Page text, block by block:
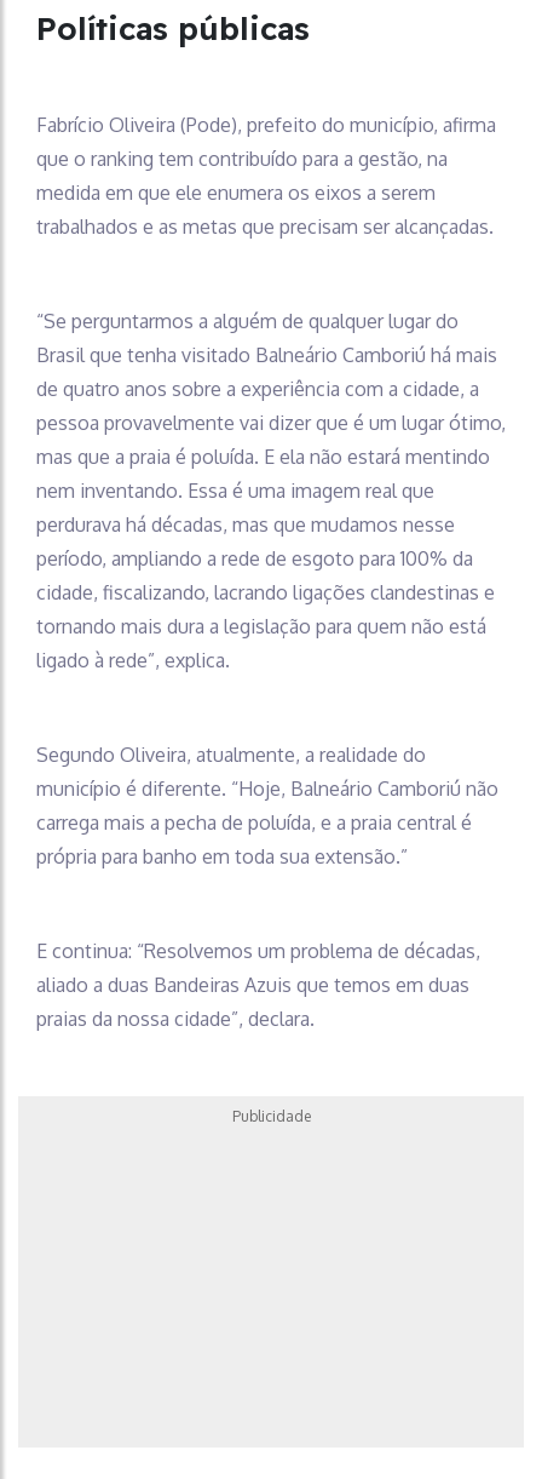
Políticas públicas
Fabrício Oliveira (Pode), prefeito do município, afirma
que o ranking tem contribuído para a gestão, na
medida em que ele enumera os eixos a serem
trabalhados e as metas que precisam ser alcançadas.
“Se perguntarmos a alguém de qualquer lugar do
Brasil que tenha visitado Balneário Camboriú há mais
de quatro anos sobre a experiência com a cidade, a
pessoa provavelmente vai dizer que é um lugar ótimo,
mas que a praia é poluída. E ela não estará mentindo
nem inventando. Essa é uma imagem real que
perdurava há décadas, mas que mudamos nesse
período, ampliando a rede de esgoto para 100% da
cidade, fiscalizando, lacrando ligações clandestinas e
tornando mais dura a legislação para quem não está
ligado à rede”, explica.
Segundo Oliveira, atualmente, a realidade do
município é diferente. “Hoje, Balneário Camboriú não
carrega mais a pecha de poluída, e a praia central é
própria para banho em toda sua extensão.”
E continua: “Resolvemos um problema de décadas,
aliado a duas Bandeiras Azuis que temos em duas
praias da nossa cidade”, declara.
Publicidade